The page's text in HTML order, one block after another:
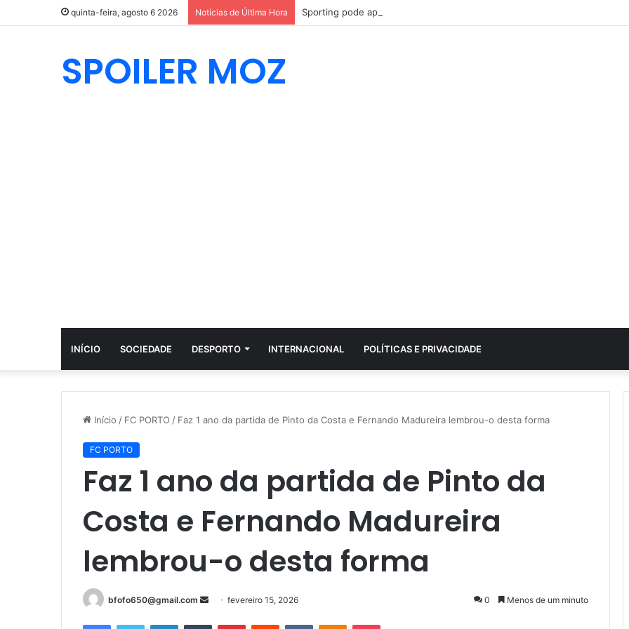
quinta-feira, agosto 6 2026 Notícias de Última Hora
SPOILER MOZ
INÍCIO SOCIEDADE DESPORTO INTERNACIONAL POLÍTICAS E PRIVACIDADE
Início / FC PORTO / Faz 1 ano da partida de Pinto da Costa e Fernando Madureira lembrou-o desta forma
FC PORTO
Faz 1 ano da partida de Pinto da
Costa e Fernando Madureira
lembrou-o desta forma
bfofo650@gmail.com
Mandefevereiro 15, 2026 0 Menos de um minuto
FacebookTwitter LinkedinTumblr PinterestReddit VK OK Pocket